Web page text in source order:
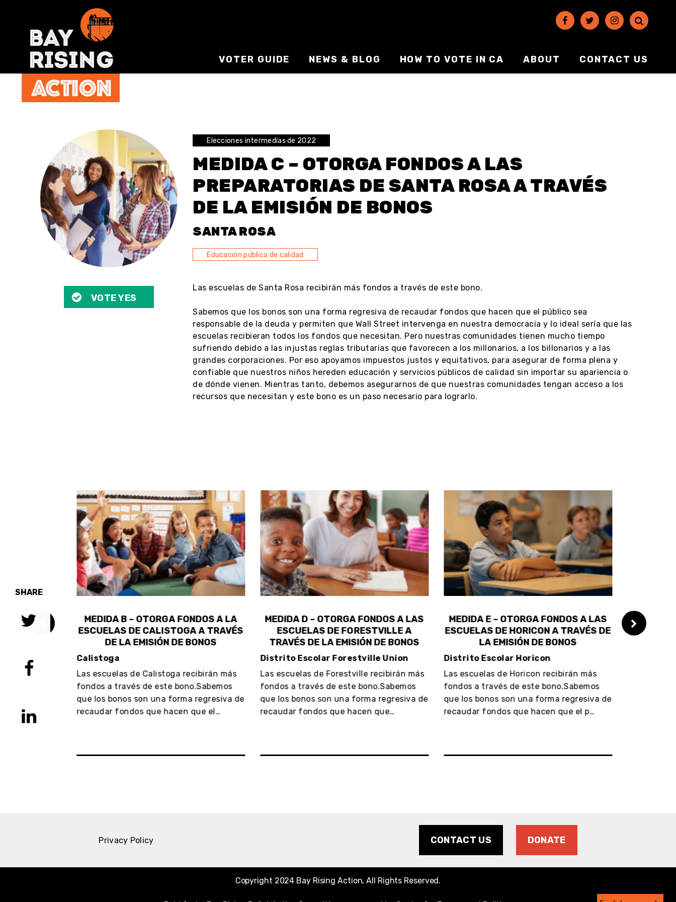
VOTER GUIDE NEWS & BLOG HOW TO VOTE IN CA ABOUT CONTACT US
VOTE YES
Elecciones intermedias de 2022
MEDIDA C – OTORGA FONDOS A LAS
PREPARATORIAS DE SANTA ROSA A TRAVÉS
DE LA EMISIÓN DE BONOS
SANTA ROSA
Educación pública de calidad
Las escuelas de Santa Rosa recibirán más fondos a través de este bono.
Sabemos que los bonos son una forma regresiva de recaudar fondos que hacen que el público sea
responsable de la deuda y permiten que Wall Street intervenga en nuestra democracia y lo ideal sería que las
escuelas recibieran todos los fondos que necesitan. Pero nuestras comunidades tienen mucho tiempo
sufriendo debido a las injustas reglas tributarias que favorecen a los millonarios, a los billonarios y a las
grandes corporaciones. Por eso apoyamos impuestos justos y equitativos, para asegurar de forma plena y
confiable que nuestros niños hereden educación y servicios públicos de calidad sin importar su apariencia o
de dónde vienen. Mientras tanto, debemos asegurarnos de que nuestras comunidades tengan acceso a los
recursos que necesitan y este bono es un paso necesario para lograrlo.
SHARE
LA
Pero
MEDIDA B – OTORGA FONDOS A LA
ESCUELAS DE CALISTOGA A TRAVÉS
DE LA EMISIÓN DE BONOS
Calistoga
Las escuelas de Calistoga recibirán más
fondos a través de este bono.Sabemos
que los bonos son una forma regresiva de
recaudar fondos que hacen que el…
MEDIDA D – OTORGA FONDOS A LAS
ESCUELAS DE FORESTVILLE A
TRAVÉS DE LA EMISIÓN DE BONOS
Distrito Escolar Forestville Union
Las escuelas de Forestville recibirán más
fondos a través de este bono.Sabemos
que los bonos son una forma regresiva de
recaudar fondos que hacen que…
MEDIDA E – OTORGA FONDOS A LAS
ESCUELAS DE HORICON A TRAVÉS DE
LA EMISIÓN DE BONOS
Distrito Escolar Horicon
Las escuelas de Horicon recibirán más
fondos a través de este bono.Sabemos
que los bonos son una forma regresiva de
recaudar fondos que hacen que el p…
MEDIDA F
Privacy Policy CONTACT US DONATE
Copyright 2024 Bay Rising Action, All Rights Reserved.